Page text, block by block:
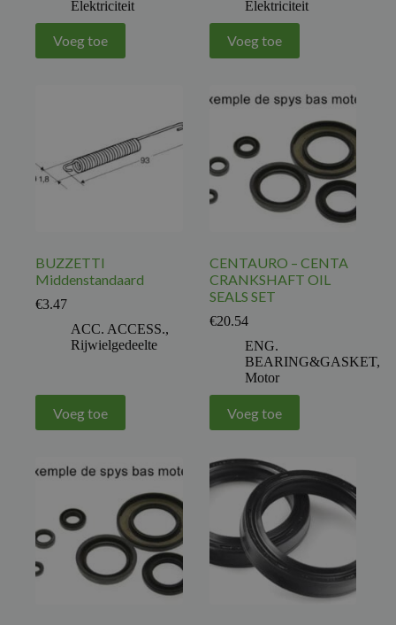
Elektriciteit
Voeg toe
Elektriciteit
Voeg toe
BUZZETTI
Middenstandaard
€3.47
ACC. ACCESS.,
Rijwielgedeelte
Voeg toe
CENTAURO – CENTA
CRANKSHAFT OIL
SEALS SET
€20.54
ENG.
BEARING&GASKET,
Motor
Voeg toe